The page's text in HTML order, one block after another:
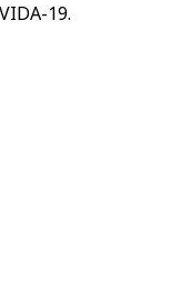
19.